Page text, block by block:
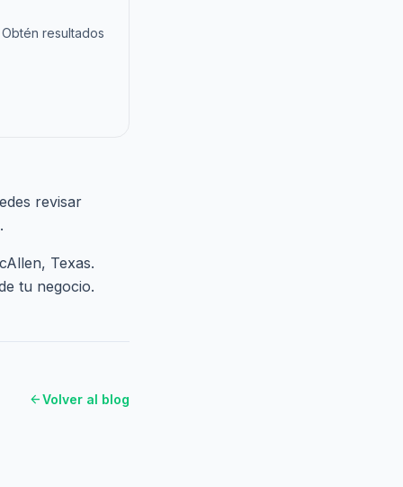
resultados
revisar
Texas.
tu negocio.
arrow_backVolver al blog